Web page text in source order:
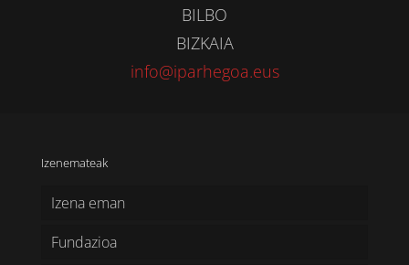
BILBO
BIZKAIA
info@iparhegoa.eus
Izenemateak
Izena eman
Fundazioa